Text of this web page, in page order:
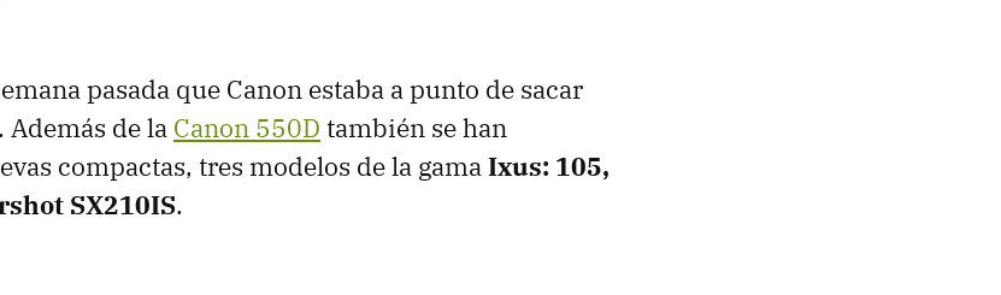
pasada que Canon estaba a punto de sacar
Además de la Canon 550D también se han
compactas, tres modelos de la gamaIxus: 105,
SX210IS.